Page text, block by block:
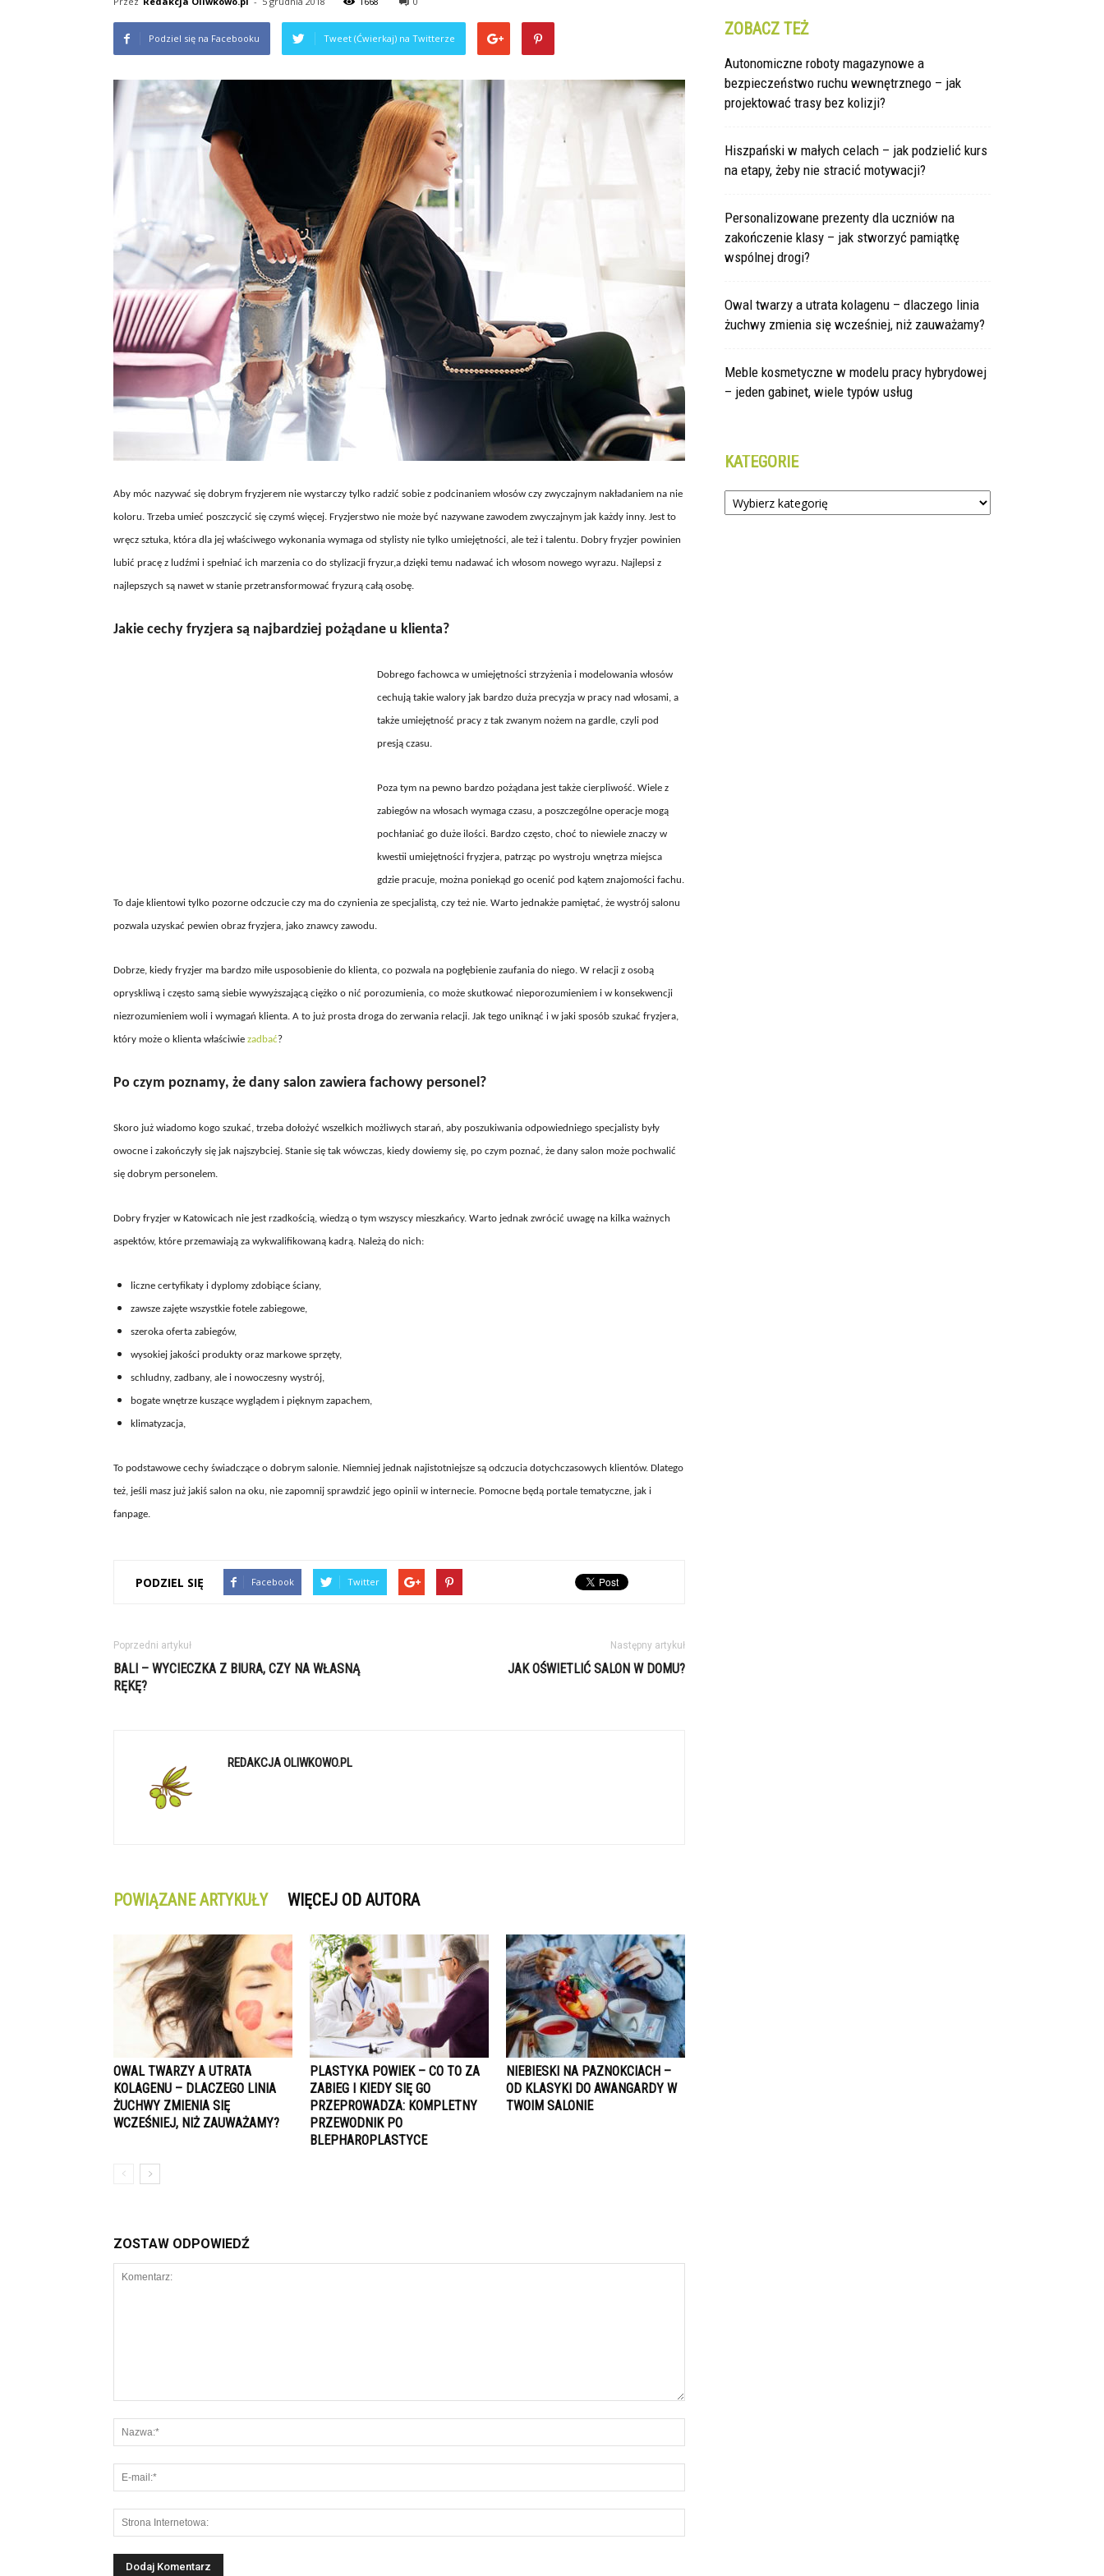
Podziel się na Facebooku Tweet (Ćwierkaj) na Twitterze
Aby móc nazywać się dobrym fryzjerem nie wystarczy tylko radzić sobie z podcinaniem włosów czy zwyczajnym nakładaniem na nie
koloru. Trzeba umieć poszczycić się czymś więcej. Fryzjerstwo nie może być nazywane zawodem zwyczajnym jak każdy inny. Jest to
wręcz sztuka, która dla jej właściwego wykonania wymaga od stylisty nie tylko umiejętności, ale też i talentu. Dobry fryzjer powinien
lubić pracę z ludźmi i spełniać ich marzenia co do stylizacji fryzur,a dzięki temu nadawać ich włosom nowego wyrazu. Najlepsi z
najlepszych są nawet w stanie przetransformować fryzurą całą osobę.
Jakie cechy fryzjera są najbardziej pożądane u klienta?
Dobrego fachowca w umiejętności strzyżenia i modelowania włosów
cechują takie walory jak bardzo duża precyzja w pracy nad włosami, a
także umiejętność pracy z tak zwanym nożem na gardle, czyli pod
presją czasu.
Poza tym na pewno bardzo pożądana jest także cierpliwość. Wiele z
zabiegów na włosach wymaga czasu, a poszczególne operacje mogą
pochłaniać go duże ilości. Bardzo często, choć to niewiele znaczy w
kwestii umiejętności fryzjera, patrząc po wystroju wnętrza miejsca
gdzie pracuje, można poniekąd go ocenić pod kątem znajomości fachu.
To daje klientowi tylko pozorne odczucie czy ma do czynienia ze specjalistą, czy też nie. Warto jednakże pamiętać, że wystrój salonu
pozwala uzyskać pewien obraz fryzjera, jako znawcy zawodu.
Dobrze, kiedy fryzjer ma bardzo miłe usposobienie do klienta, co pozwala na pogłębienie zaufania do niego. W relacji z osobą
opryskliwą i często samą siebie wywyższającą ciężko o nić porozumienia, co może skutkować nieporozumieniem i w konsekwencji
niezrozumieniem woli i wymagań klienta. A to już prosta droga do zerwania relacji. Jak tego uniknąć i w jaki sposób szukać fryzjera,
który może o klienta właściwie zadbać?
Po czym poznamy, że dany salon zawiera fachowy personel?
Skoro już wiadomo kogo szukać, trzeba dołożyć wszelkich możliwych starań, aby poszukiwania odpowiedniego specjalisty były
owocne i zakończyły się jak najszybciej. Stanie się tak wówczas, kiedy dowiemy się, po czym poznać, że dany salon może pochwalić
się dobrym personelem.
Dobry fryzjer w Katowicach nie jest rzadkością, wiedzą o tym wszyscy mieszkańcy. Warto jednak zwrócić uwagę na kilka ważnych
aspektów, które przemawiają za wykwalifikowaną kadrą. Należą do nich:
liczne certyfikaty i dyplomy zdobiące ściany,
zawsze zajęte wszystkie fotele zabiegowe,
szeroka oferta zabiegów,
wysokiej jakości produkty oraz markowe sprzęty,
schludny, zadbany, ale i nowoczesny wystrój,
bogate wnętrze kuszące wyglądem i pięknym zapachem,
klimatyzacja,
To podstawowe cechy świadczące o dobrym salonie. Niemniej jednak najistotniejsze są odczucia dotychczasowych klientów. Dlatego
też, jeśli masz już jakiś salon na oku, nie zapomnij sprawdzić jego opinii w internecie. Pomocne będą portale tematyczne, jak i
fanpage.
PODZIEL SIĘ Facebook Twitter
Poprzedni artykuł
BALI – WYCIECZKA Z BIURA, CZY NA WŁASNĄ
RĘKĘ?
Następny artykuł
JAK OŚWIETLIĆ SALON W DOMU?
REDAKCJA OLIWKOWO.PL
POWIĄZANE ARTYKUŁY WIĘCEJ OD AUTORA
OWAL TWARZY A UTRATA
KOLAGENU – DLACZEGO LINIA
ŻUCHWY ZMIENIA SIĘ
WCZEŚNIEJ, NIŻ ZAUWAŻAMY?
PLASTYKA POWIEK – CO TO ZA
ZABIEG I KIEDY SIĘ GO
PRZEPROWADZA: KOMPLETNY
PRZEWODNIK PO
BLEPHAROPLASTYCE
NIEBIESKI NA PAZNOKCIACH –
OD KLASYKI DO AWANGARDY W
TWOIM SALONIE
ZOSTAW ODPOWIEDŹ
ZOBACZ TEŻ
Autonomiczne roboty magazynowe a
bezpieczeństwo ruchu wewnętrznego – jak
projektować trasy bez kolizji?
Hiszpański w małych celach – jak podzielić kurs
na etapy, żeby nie stracić motywacji?
Personalizowane prezenty dla uczniów na
zakończenie klasy – jak stworzyć pamiątkę
wspólnej drogi?
Owal twarzy a utrata kolagenu – dlaczego linia
żuchwy zmienia się wcześniej, niż zauważamy?
Meble kosmetyczne w modelu pracy hybrydowej
– jeden gabinet, wiele typów usług
KATEGORIE
Kategorie